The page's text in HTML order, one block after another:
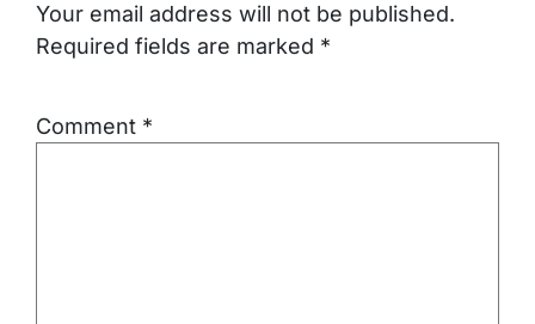
Your email address will not be published.
Required fields are marked *
Comment *